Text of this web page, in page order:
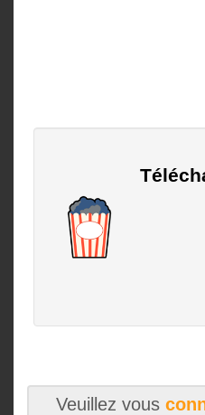
Veuillez vous